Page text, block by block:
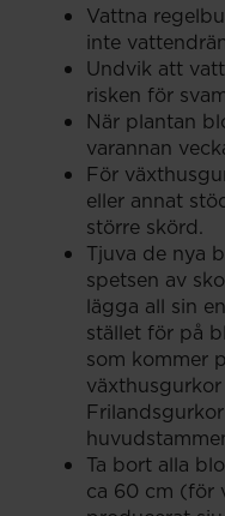
Vattna
inte
Undvik att
risken för
När plantan
varannan
För
eller annat
större skörd.
Tjuva de nya
spetsen av
lägga all sin
stället för på
som kommer
Ta bort alla
ca 60 cm (för